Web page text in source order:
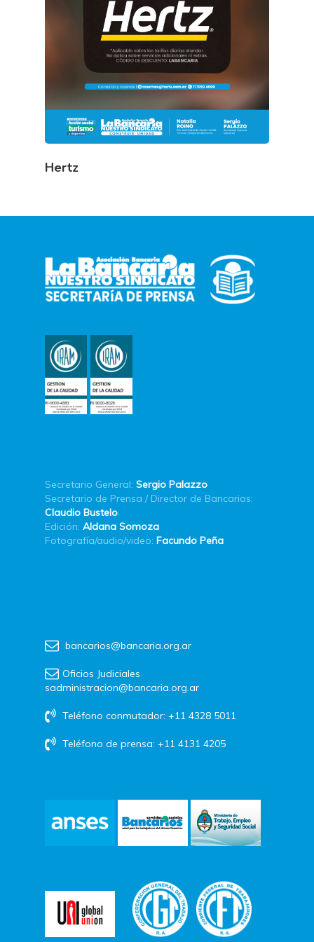
Hertz
Secretario General: Sergio Palazzo
Secretario de Prensa / Director de Bancarios:
Claudio Bustelo
Edición: Aldana Somoza
Fotografía/audio/video: Facundo Peña
bancarios@bancaria.org.ar
Oficios Judiciales
sadministracion@bancaria.org.ar
Teléfono conmutador: +11 4328 5011
Teléfono de prensa: +11 4131 4205